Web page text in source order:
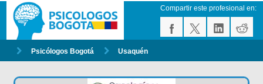
Compartir este profesional en:
Psicólogos Bogotá Usaquén